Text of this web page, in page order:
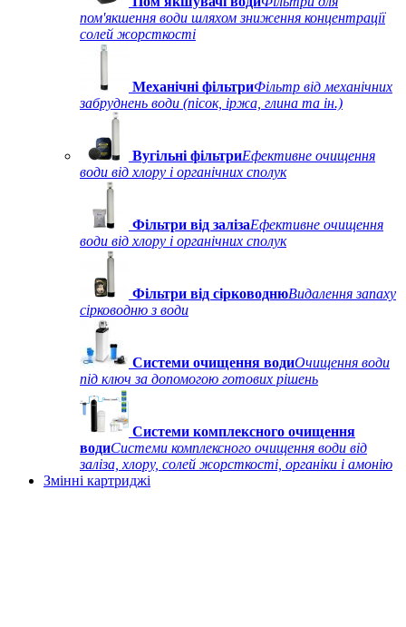
пом'якшення води шляхом зниження концентрації
солей жорсткості
Механічні фільтриФільтр від механічних
забруднень води (пісок, іржа, глина та ін.)
Вугільні фільтриЕфективне очищення
води від хлору і органічних сполук
Фільтри від залізаЕфективне очищення
води від хлору і органічних сполук
Фільтри від сірководнюВидалення запаху
сірководню з води
Системи очищення водиОчищення води
під ключ за допомогою готових рішень
Системи комплексного очищення
водиСистеми комплексного очищення води від
заліза, хлору, солей жорсткості, органіки і амонію
Змінні картриджі